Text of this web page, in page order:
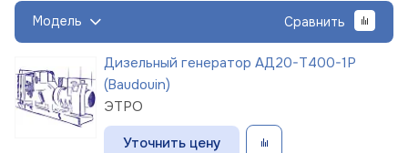
Модель Сравнить
Дизельный генератор АД20-Т400-1Р
(Baudouin)
ЭТРО
Уточнить цену